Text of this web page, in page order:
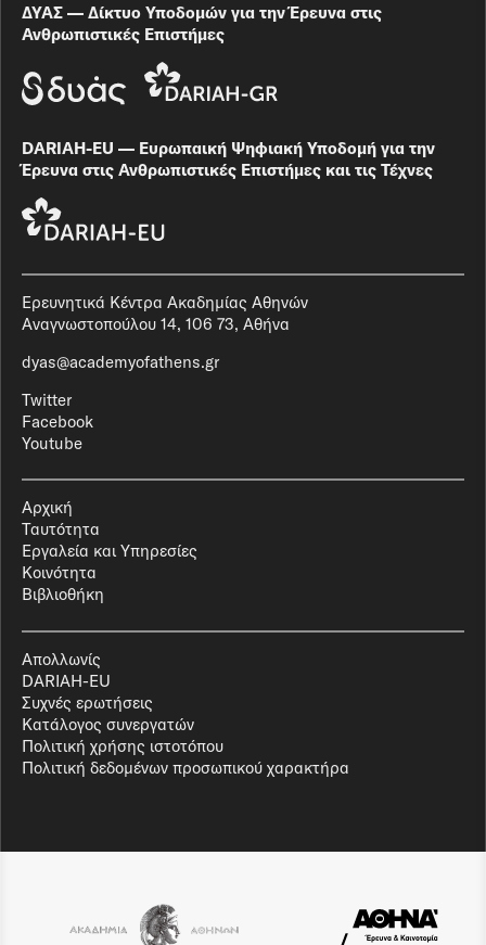
ΔΥΑΣ — Δίκτυο Υποδομών για την Έρευνα στις
Ανθρωπιστικές Επιστήμες
DARIAH-EU — Ευρωπαική Ψηφιακή Υποδομή για την
Έρευνα στις Ανθρωπιστικές Επιστήμες και τις Τέχνες
Ερευνητικά Κέντρα Ακαδημίας Αθηνών
Αναγνωστοπούλου 14, 106 73, Αθήνα
dyas@academyofathens.gr
Twitter
Facebook
Youtube
Αρχική
Ταυτότητα
Εργαλεία και Υπηρεσίες
Κοινότητα
Βιβλιοθήκη
Απολλωνίς
DARIAH-EU
Συχνές ερωτήσεις
Κατάλογος συνεργατών
Πολιτική χρήσης ιστοτόπου
Πολιτική δεδομένων προσωπικού χαρακτήρα